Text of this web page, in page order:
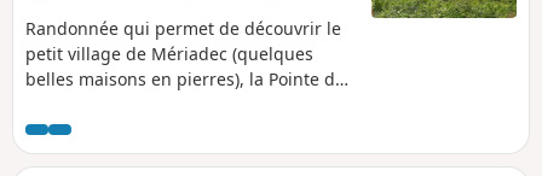
Randonnée qui permet de découvrir le
petit village de Mériadec (quelques
belles maisons en pierres), la Pointe du
protégé) et de longer une partie de la
Rivière d'Auray.